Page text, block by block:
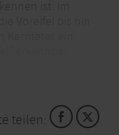
auf der MTB
sind, denn
teilen: